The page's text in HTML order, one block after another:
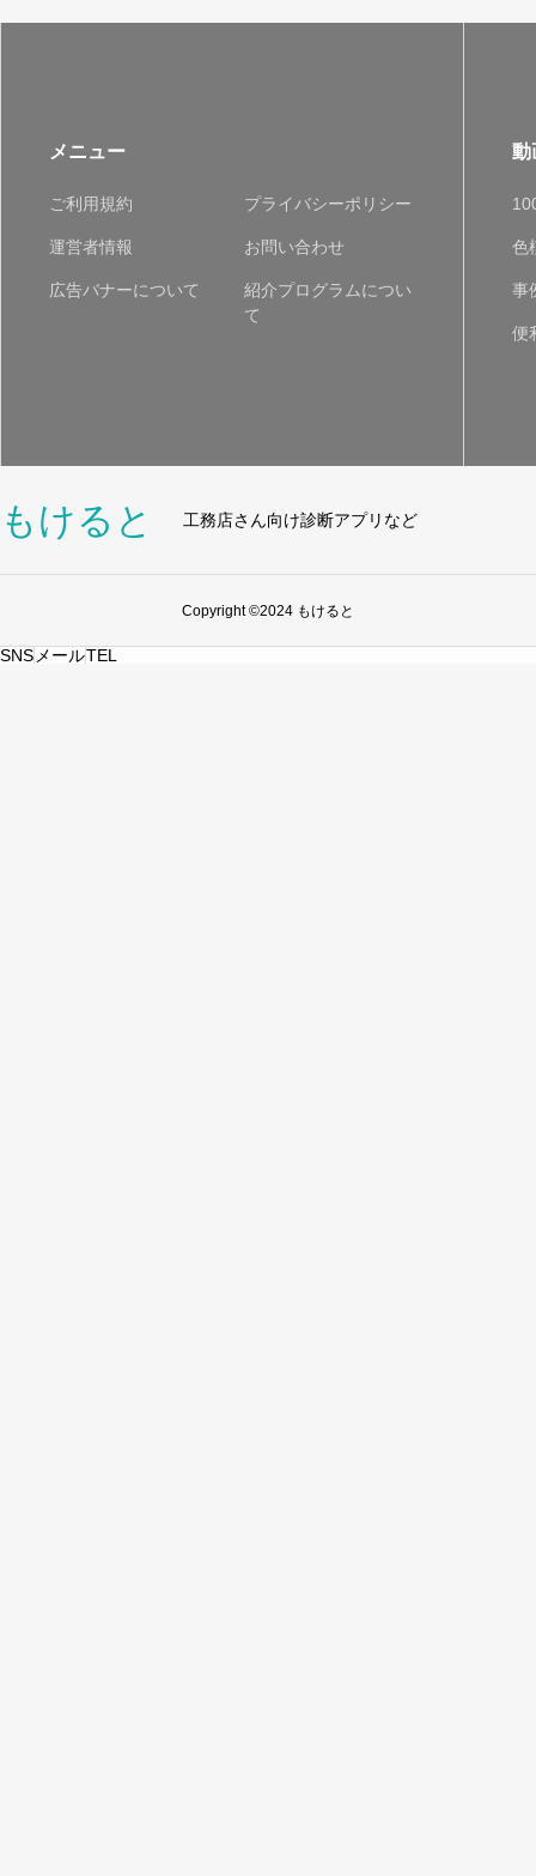
メニュー
ご利用規約 プライバシーポリシー
運営者情報 お問い合わせ
広告バナーについて
紹介プログラムについ
て
動
色
事
便
もけると 工務店さん向け診断アプリなど
Copyright ©2024 もけると
SNS メールTEL